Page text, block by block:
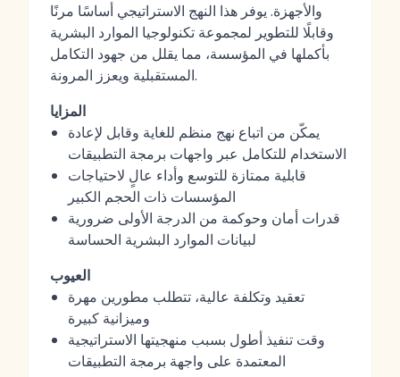
والأجهزة. يوفر هذا النهج الاستراتيجي أساسًا مرنًا
وقابلًا للتطوير لمجموعة تكنولوجيا الموارد البشرية
بأكملها في المؤسسة، مما يقلل من جهود التكامل
المستقبلية ويعزز المرونة.
المزايا
يمكّن من اتباع نهج منظم للغاية وقابل لإعادة
الاستخدام للتكامل عبر واجهات برمجة التطبيقات
قابلية ممتازة للتوسع وأداء عالٍ لاحتياجات
المؤسسات ذات الحجم الكبير
قدرات أمان وحوكمة من الدرجة الأولى ضرورية
لبيانات الموارد البشرية الحساسة
العيوب
تعقيد وتكلفة عالية، تتطلب مطورين مهرة
وميزانية كبيرة
وقت تنفيذ أطول بسبب منهجيتها الاستراتيجية
المعتمدة على واجهة برمجة التطبيقات